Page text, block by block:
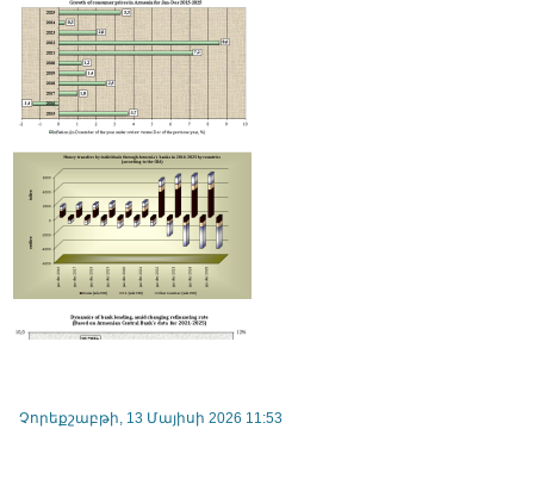
Հայաստանի հյուրանոցները կդասակարգվեն Hotelstars Union-ի
չափորոշիչներով
Չորեքշաբթի, 13 Մայիսի 2026 11:53